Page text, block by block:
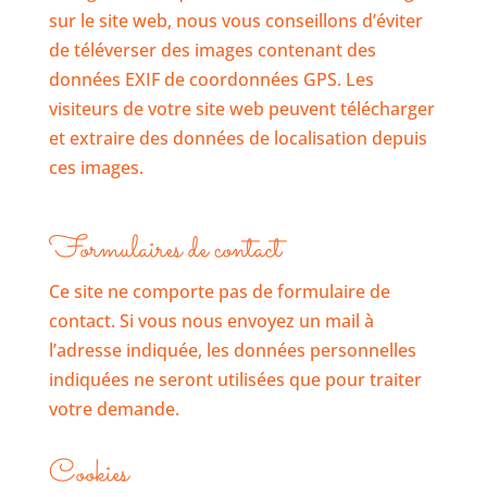
sur le site web, nous vous conseillons d’éviter
de téléverser des images contenant des
données EXIF de coordonnées GPS. Les
visiteurs de votre site web peuvent télécharger
et extraire des données de localisation depuis
ces images.
Formulaires de contact
Ce site ne comporte pas de formulaire de
contact. Si vous nous envoyez un mail à
l’adresse indiquée, les données personnelles
indiquées ne seront utilisées que pour traiter
votre demande.
Cookies